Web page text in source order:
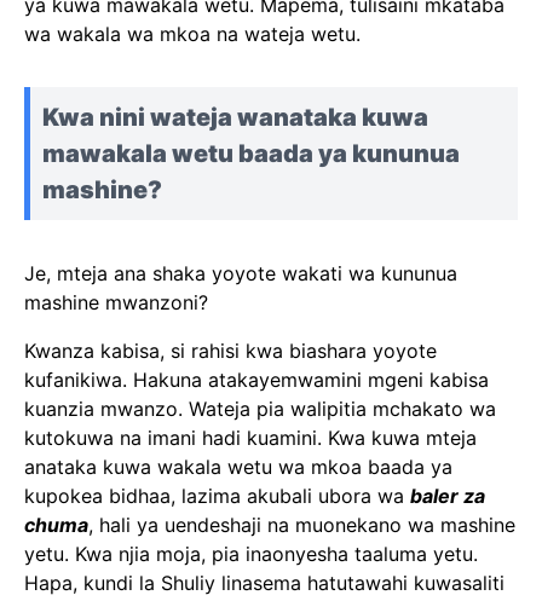
ya kuwa mawakala wetu. Mapema, tulisaini mkataba
wa wakala wa mkoa na wateja wetu.
Kwa nini wateja wanataka kuwa
mawakala wetu baada ya kununua
mashine?
Je, mteja ana shaka yoyote wakati wa kununua
mashine mwanzoni?
Kwanza kabisa, si rahisi kwa biashara yoyote
kufanikiwa. Hakuna atakayemwamini mgeni kabisa
kuanzia mwanzo. Wateja pia walipitia mchakato wa
kutokuwa na imani hadi kuamini. Kwa kuwa mteja
anataka kuwa wakala wetu wa mkoa baada ya
kupokea bidhaa, lazima akubali ubora wa baler za
chuma, hali ya uendeshaji na muonekano wa mashine
yetu. Kwa njia moja, pia inaonyesha taaluma yetu.
Hapa, kundi la Shuliy linasema hatutawahi kuwasaliti